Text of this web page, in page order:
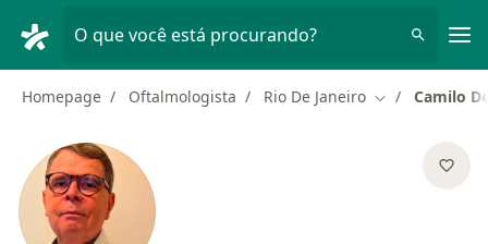
O que você está procurando?
Homepage Oftalmologista Rio De Janeiro Mudar de
Camilo